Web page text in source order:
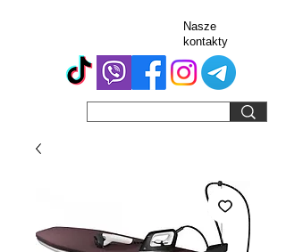
Nasze
kontakty